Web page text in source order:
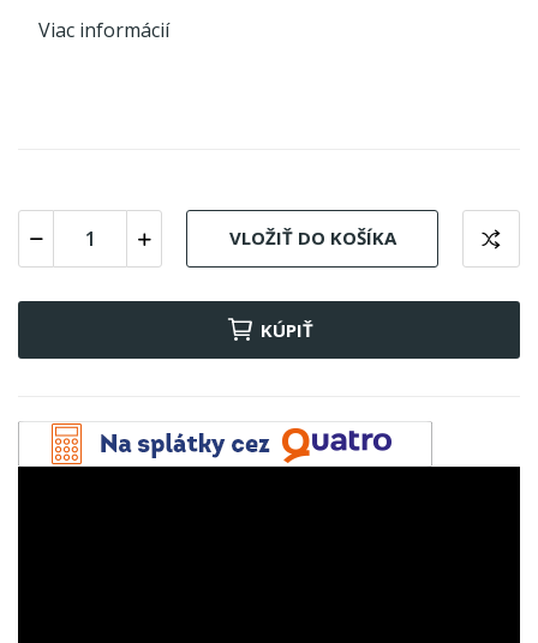
Viac informácií
VLOŽIŤ DO KOŠÍKA
KÚPIŤ